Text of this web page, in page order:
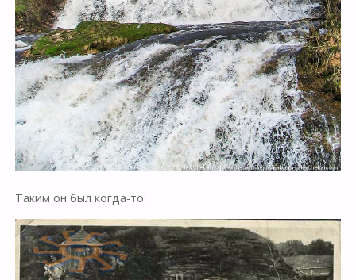
Таким он был когда-то: